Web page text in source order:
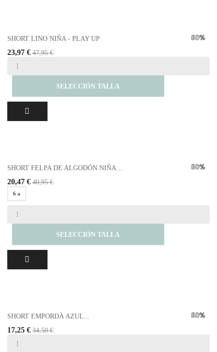
SHORT LINO NIÑA - PLAY UP
23,97 € 47,95 €
SELECCIÓN TALLA
SHORT FELPA DE ALGODÓN NIÑA...
20,47 € 40,95 €
6 a
SELECCIÓN TALLA
SHORT EMPORDÀ AZUL...
17,25 € 34,50 €